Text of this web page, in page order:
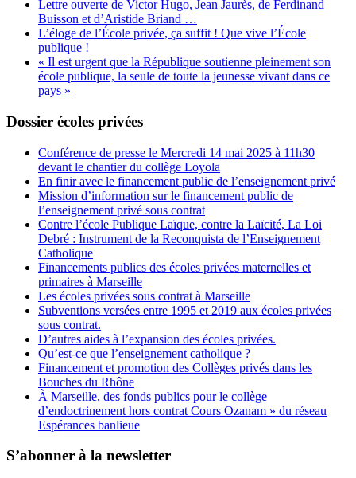
Lettre ouverte de Victor Hugo, Jean Jaurès, de Ferdinand
Buisson et d’Aristide Briand …
L’éloge de l’École privée, ça suffit ! Que vive l’École
publique !
« Il est urgent que la République soutienne pleinement son
école publique, la seule de toute la jeunesse vivant dans ce
pays »
Dossier écoles privées
Conférence de presse le Mercredi 14 mai 2025 à 11h30
devant le chantier du collège Loyola
En finir avec le financement public de l’enseignement privé
Mission d’information sur le financement public de
l’enseignement privé sous contrat
Contre l’école Publique Laïque, contre la Laïcité, La Loi
Debré : Instrument de la Reconquista de l’Enseignement
Catholique
Financements publics des écoles privées maternelles et
primaires à Marseille
Les écoles privées sous contrat à Marseille
Subventions versées entre 1995 et 2019 aux écoles privées
sous contrat.
D’autres aides à l’expansion des écoles privées.
Qu’est-ce que l’enseignement catholique ?
Financement et promotion des Collèges privés dans les
Bouches du Rhône
À Marseille, des fonds publics pour le collège
d’endoctrinement hors contrat Cours Ozanam » du réseau
Espérances banlieue
S’abonner à la newsletter